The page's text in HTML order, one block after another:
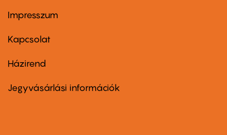
Footer
first
Impresszum
Kapcsolat
Footer
second
Házirend
Jegyvásárlási információk